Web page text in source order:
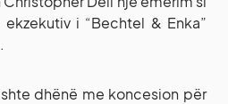
i “Bechtel & Enka”
dhënë me koncesion për